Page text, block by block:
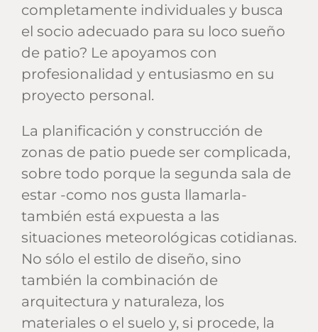
completamente individuales y busca
el socio adecuado para su loco sueño
de patio? Le apoyamos con
profesionalidad y entusiasmo en su
proyecto personal.
La planificación y construcción de
zonas de patio puede ser complicada,
sobre todo porque la segunda sala de
estar -como nos gusta llamarla-
también está expuesta a las
situaciones meteorológicas cotidianas.
No sólo el estilo de diseño, sino
también la combinación de
arquitectura y naturaleza, los
materiales o el suelo y, si procede, la